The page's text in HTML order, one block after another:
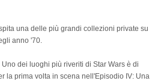
una delle più grandi collezioni private su
anno '70.
dei luoghi più riveriti di Star Wars è di
la prima volta in scena nell'Episodio IV: Una